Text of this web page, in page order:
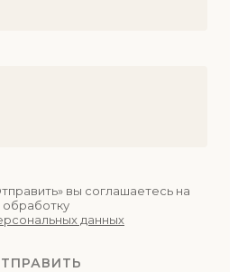
вы соглашаетесь на
обработку
данных